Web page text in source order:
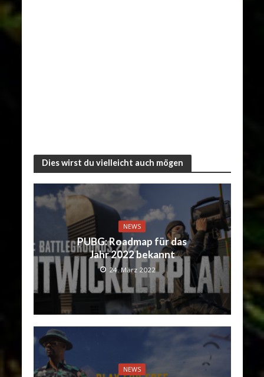
Dies wirst du vielleicht auch mögen
NEWS
PUBG: Roadmap für das
Jahr 2022 bekannt
24. März 2022
NEWS